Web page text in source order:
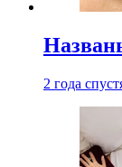
2 года